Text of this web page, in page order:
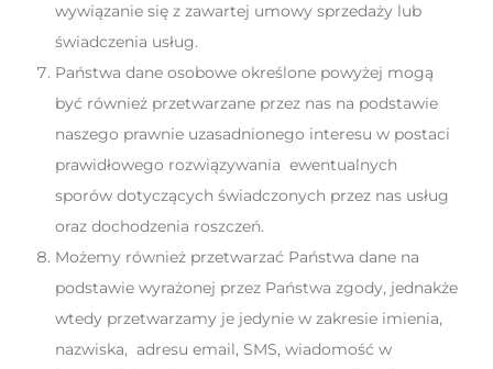
wywiązanie się z zawartej umowy sprzedaży lub
świadczenia usług.
Państwa dane osobowe określone powyżej mogą
być również przetwarzane przez nas na podstawie
naszego prawnie uzasadnionego interesu w postaci
prawidłowego rozwiązywania ewentualnych
sporów dotyczących świadczonych przez nas usług
oraz dochodzenia roszczeń.
Możemy również przetwarzać Państwa dane na
podstawie wyrażonej przez Państwa zgody, jednakże
wtedy przetwarzamy je jedynie w zakresie imienia,
nazwiska, adresu email, SMS, wiadomość w